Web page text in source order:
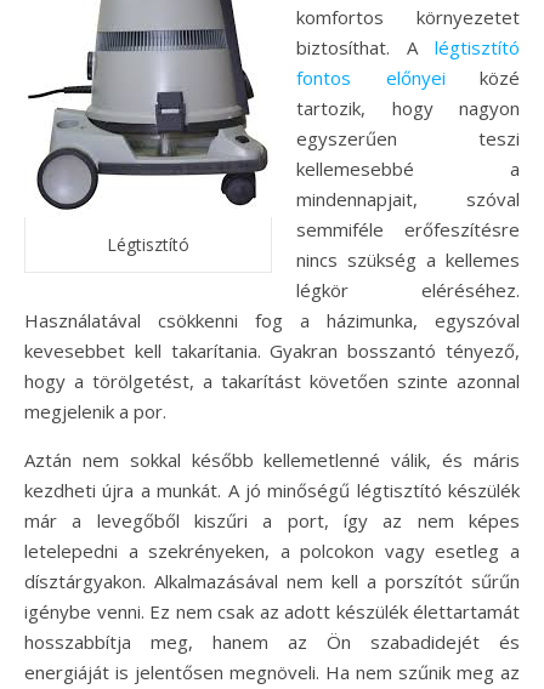
Légtisztító
komfortos környezetet
biztosíthat. A légtisztító
fontos előnyei közé
tartozik, hogy nagyon
egyszerűen teszi
kellemesebbé a
mindennapjait, szóval
semmiféle erőfeszítésre
nincs szükség a kellemes
légkör eléréséhez.
Használatával csökkenni fog a házimunka, egyszóval
kevesebbet kell takarítania. Gyakran bosszantó tényező,
hogy a törölgetést, a takarítást követően szinte azonnal
megjelenik a por.
Aztán nem sokkal később kellemetlenné válik, és máris
kezdheti újra a munkát. A jó minőségű légtisztító készülék
már a levegőből kiszűri a port, így az nem képes
letelepedni a szekrényeken, a polcokon vagy esetleg a
dísztárgyakon. Alkalmazásával nem kell a porszítót sűrűn
igénybe venni. Ez nem csak az adott készülék élettartamát
hosszabbítja meg, hanem az Ön szabadidejét és
energiáját is jelentősen megnöveli. Ha nem szűnik meg az